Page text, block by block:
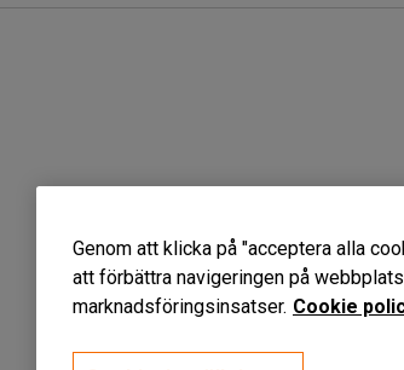
Genom att klicka på "acceptera alla
att förbättra navigeringen på
marknadsföringsinsatser. Cookie